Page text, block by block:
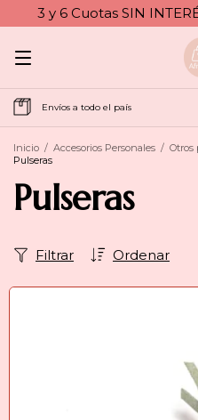
3 y 6 Cuotas SIN
Envíos a todo el país
Inicio / Accesorios Personales / Otros
Pulseras
Pulseras
Ordenar
Filtrar